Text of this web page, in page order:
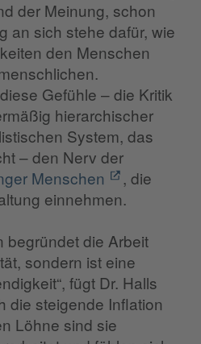
der Meinung, schon
an sich stehe dafür, wie
den Menschen
Gefühle – die Kritik
hierarchischer
System, das
– den Nerv der
Menschen
, die
einnehmen.
begründet die Arbeit
sondern ist eine
fügt Dr. Halls
die steigende Inflation
Löhne sind sie